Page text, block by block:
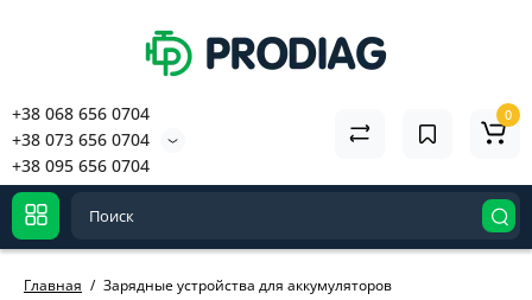
+38 068 656 0704
+38 073 656 0704
+38 095 656 0704
0
Главная Зарядные устройства для аккумуляторов